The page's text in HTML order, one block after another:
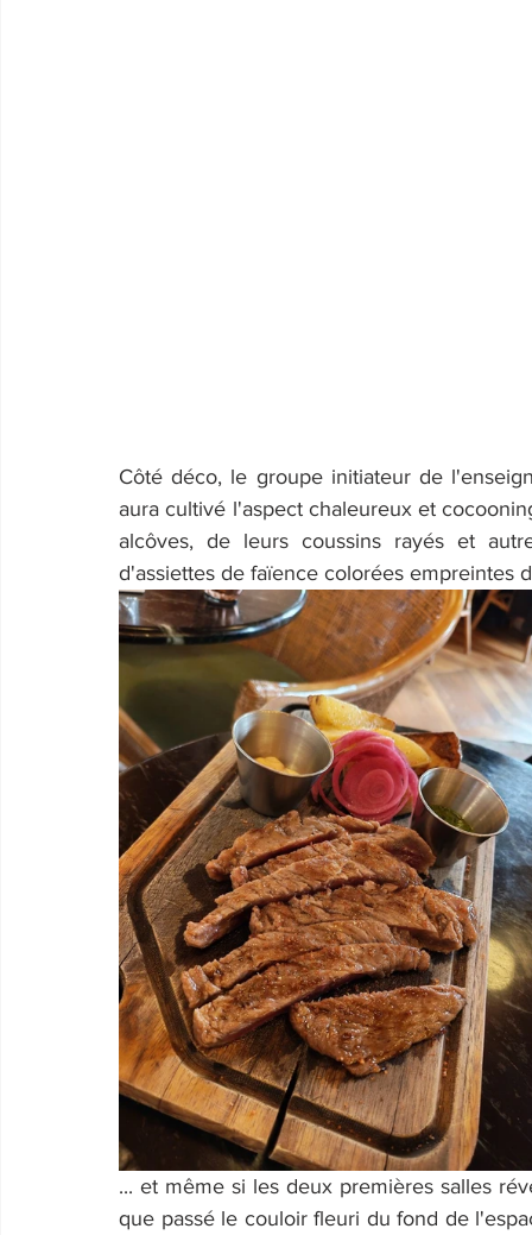
Côté déco, le groupe initiateur de
aura cultivé l'aspect chaleureux et
alcôves, de leurs coussins rayés et
d'assiettes de faïence colorées empreintes
... et même si les deux premières salles
que passé le couloir fleuri du fond de